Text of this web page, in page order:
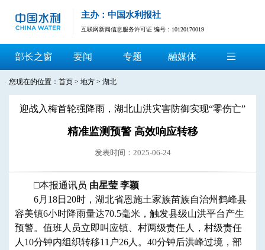
主办：中国水利报社
互联网新闻信息服务许可证 编号：10120170019
部长之窗 要闻 专题 融媒体
您现在的位置： 首页 > 地方 > 湖北
迎战入梅首轮强降雨，湖北山洪灾害防御实现“零伤亡”
精准监测预警 高效响应转移
发表时间：2025-06-24
□本报通讯员 由星莹 李颖
6月18日20时，湖北省恩施土家族苗族自治州鹤峰县
容美镇6小时降雨量达70.5毫米，触发县级山洪平台产生
预警。值班人员立即叫应镇、村两级责任人，村级责任
人10分钟内组织转移11户26人。40分钟后洪峰过境，部